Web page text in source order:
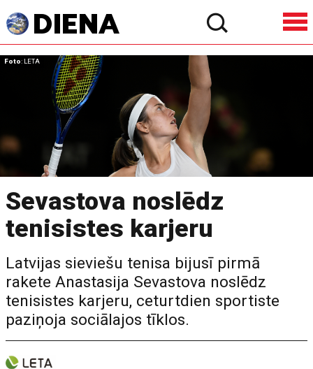
Foto: LETA
Sevastova noslēdz
tenisistes karjeru
Latvijas sieviešu tenisa bijusī pirmā
rakete Anastasija Sevastova noslēdz
tenisistes karjeru, ceturtdien sportiste
paziņoja sociālajos tīklos.